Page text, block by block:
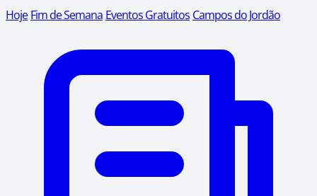
Hoje Fim de Semana Eventos Gratuitos Campos do Jordão